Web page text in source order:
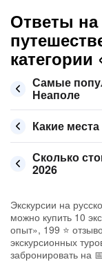
Ответы
Самые
Неаполе
Какие
Сколько
2026
Экскурсии на
можно купить 10
опыт», 199 ⭐
экскурсионных
забронировать на